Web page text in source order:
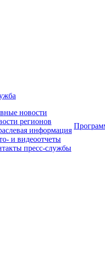
новости
регионов
информация
и видеоотчеты
пресс-службы